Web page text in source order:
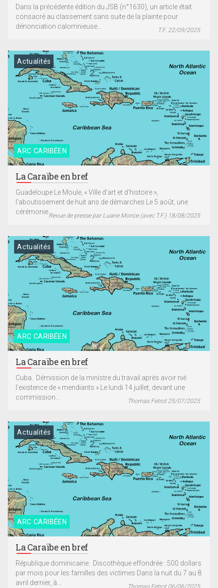
Dans la précédente édition du JSB (n°1630), un article était
consacré au classement sans suite de la plainte pour
dénonciation calomnieuse...
T.F. 22/09/2025
ARC CARIBÉEN
Actualités
La Caraïbe en bref
Guadeloupe Le Moule, « Ville d’art et d’histoire »,
l’aboutissement de huit ans de démarches Le 5 août, une
cérémonie...Revue de presse par Luane Morice (avec T.F.) 18/08/2025
ARC CARIBÉEN
Actualités
La Caraïbe en bref
Cuba. Démission de la ministre du travail après avoir nié
l’existence de « mendiants » Le lundi 14 juillet, devant une
commission...
Thomas Fetrot 25/07/2025
ARC CARIBÉEN
Actualités
La Caraïbe en bref
République dominicaine. Discothèque effondrée : 500 dollars
par mois pour les familles des victimes Dans la nuit du 7 au 8
avril dernier, à...
Thomas Fetrot 06/06/2025